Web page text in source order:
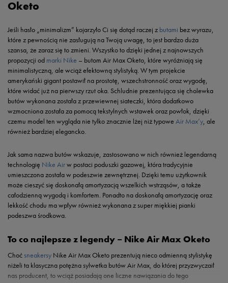
Oketo
Jeśli hasło „minimalizm” kojarzyło Ci się dotąd raczej z butami bez wyrazu,
które z pewnością nie zasługują na Twoją uwagę, to jest bardzo duża
szansa, że zaraz się to zmieni. Wszystko to dzięki jednej z najnowszych
propozycji od marki Nike – butom Air Max Oketo, które wyróżniają się
minimalistyczną, ale wciąż efektowną stylistyką. W tym projekcie
amerykański gigant postawił na prostotę, wszechstronność oraz wygodę,
które widać już na pierwszy rzut oka. Schludnie prezentująca się cholewka
butów wykonana została z przewiewnej siateczki, która dodatkowo
wzmocniona została za pomocą tekstylnych wstawek oraz powłok, dzięki
czemu model ten wygląda nie tylko znacznie lżej niż typowe Air Max’y, ale
również bardziej elegancko.
Jak sama nazwa butów wskazuje, zastosowano w nich również legendarną
technologię Nike Airw postaci poduszki gazowej, która tradycyjnie
umieszczona została w podeszwie zewnętrznej. Dzięki temu użytkownik
może cieszyć się doskonałą amortyzacją wszelkich wstrząsów, a także
całodzienną wygodą i komfortem. Ponadto na doskonałą amortyzację oraz
lekkość chodu ma wpływ również wykonana z super miękkiej pianki
podeszwa środkowa.
To co najlepsze z legendy – Nike Air Max Oketo
Choć sneakersy Nike Air Max Oketo prezentują nieco odmienną stylistykę
niżeli ta klasyczna potężna sylwetka butów Air Max, do której przyzwyczaił
nas producent, to wciąż posiadają one liczne nawiązania do tego